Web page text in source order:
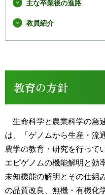
主な卒業後の進路
教員紹介
教育の方針
生命科学と農業科学の急
は、「ゲノムから生産・流
農学の教育・研究を行って
エピゲノムの機能解明と効
未知機能の解明とその仕組
の品質改良、無機・有機化